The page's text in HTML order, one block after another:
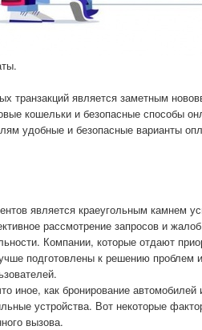
транзакций является заметным
кошельки и безопасные способы
удобные и безопасные варианты
является краеугольным камнем
рассмотрение запросов и жалоб
Компании, которые отдают
подготовлены к решению проблем
иное, как бронирование
устройства. Вот некоторые
вызова.